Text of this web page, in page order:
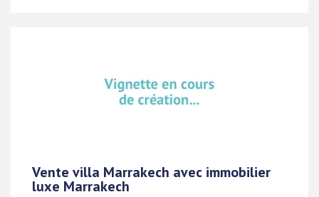
Vente villa Marrakech avec immobilier
luxe Marrakech